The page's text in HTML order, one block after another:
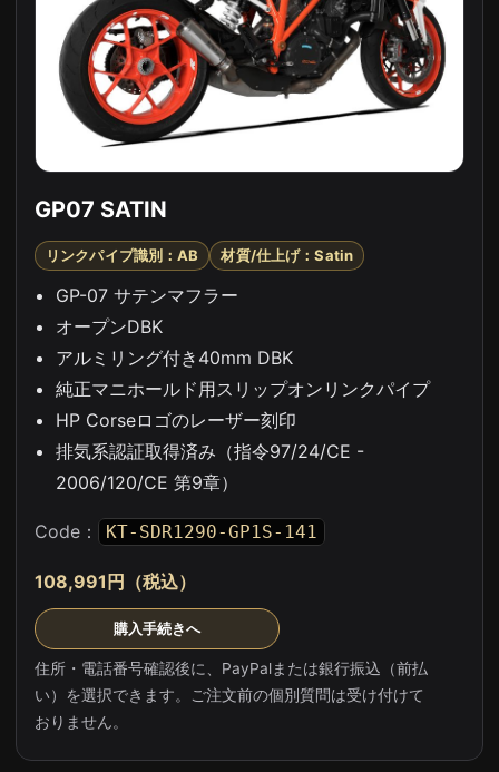
GP07 SATIN
リンクパイプ識別：AB 材質/仕上げ：Satin
GP-07 サテンマフラー
オープンDBK
アルミリング付き40mm DBK
純正マニホールド用スリップオンリンクパイプ
HP Corseロゴのレーザー刻印
排気系認証取得済み（指令97/24/CE -
2006/120/CE 第9章）
Code： KT-SDR1290-GP1S-141
108,991円（税込）
購入手続きへ
住所・電話番号確認後に、PayPalまたは銀行振込（前払
い）を選択できます。ご注文前の個別質問は受け付けて
おりません。